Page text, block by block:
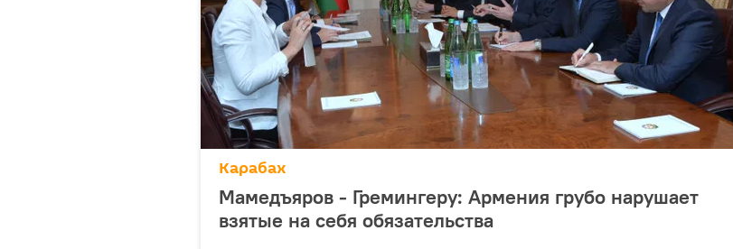
Карабах
Мамедъяров - Гремингеру: Армения грубо нарушает
взятые на себя обязательства